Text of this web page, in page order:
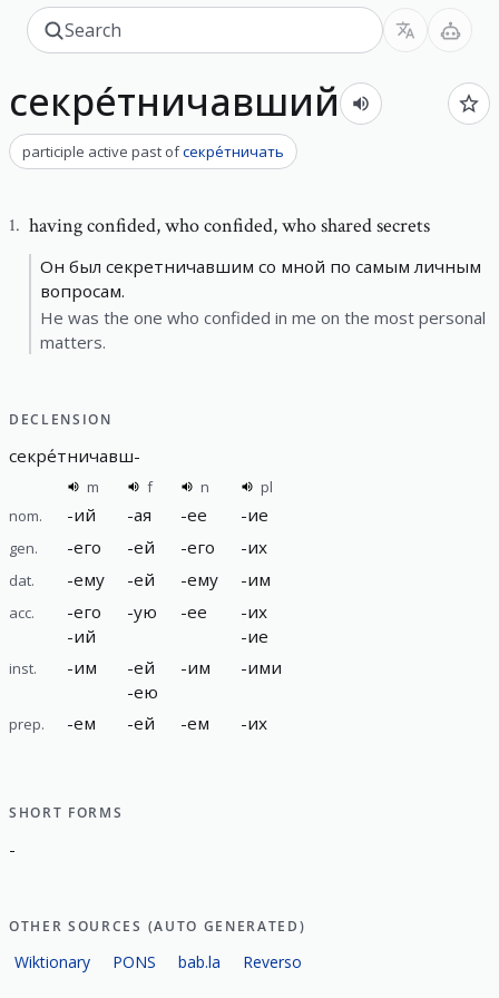
секре́тничавший
participle active past ofсекре́тничать
1. having confided,who confided, who shared secrets
Он был секретничавшим со мной по самым личным
вопросам.
He was the one who confided in me on the most personal
matters.
DECLENSION
секре́тничавш-
m f n
pl
nom.
-ий -ая -ее -ие
gen. -его -ей -его -их
dat. -ему -ей -ему -им
acc. -его
-ий
-ую -ее -их
-ие
inst. -им -ей
-ею
-им -ими
prep. -ем -ей -ем -их
SHORT FORMS
-
OTHER SOURCES (AUTO GENERATED)
Wiktionary PONS bab.la Reverso